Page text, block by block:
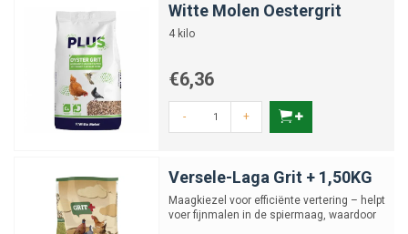
Witte Molen Oestergrit
4 kilo
€6,36
- +
Versele-Laga Grit + 1,50KG
Maagkiezel voor efficiënte vertering – helpt
voer fijnmalen in de spiermaag, waardoor